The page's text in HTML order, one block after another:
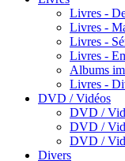
Livres -
Livres -
Livres -
Livres -
Albums
Livres -
DVD / Vidéos
DVD /
DVD /
DVD /
Divers